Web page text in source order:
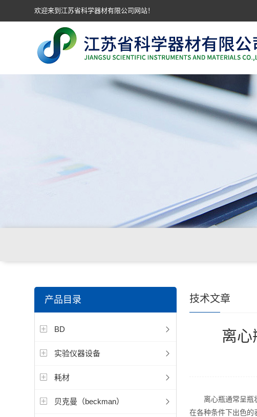
欢迎来到江苏省科学器材有限公司网站！
产品目录
BD
实验仪器设备
耗材
贝克曼（beckman）
技术文章
离心
离心瓶通常呈瓶状
在各种条件下出色的